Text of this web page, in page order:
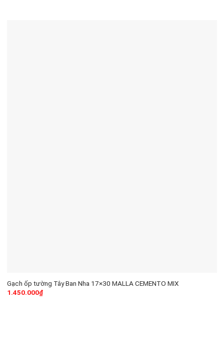
Gạch ốp tường Tây Ban Nha 17×30 MALLA CEMENTO MIX
1.450.000₫